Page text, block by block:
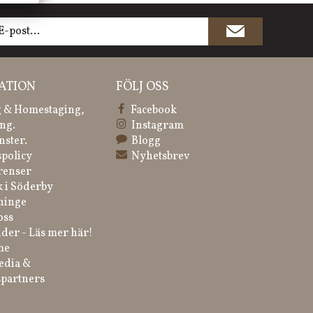
Homestaging,
i Söderby
- Läs mer här!
&
FÖLJ OSS
Facebook
Instagram
Blogg
Nyhetsbrev